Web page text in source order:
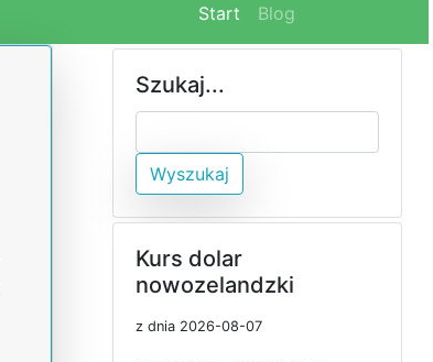
Start (current)
Blog
Szukaj...
Wyszukaj
Kurs dolar
nowozelandzki
z dnia 2026-08-07